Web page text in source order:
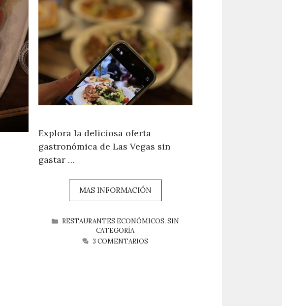
Explora la deliciosa oferta
gastronómica de Las Vegas sin
gastar …
MAS INFORMACIÓN
CATEGORÍAS
RESTAURANTES ECONÓMICOS, SIN
CATEGORÍA
3 COMENTARIOS